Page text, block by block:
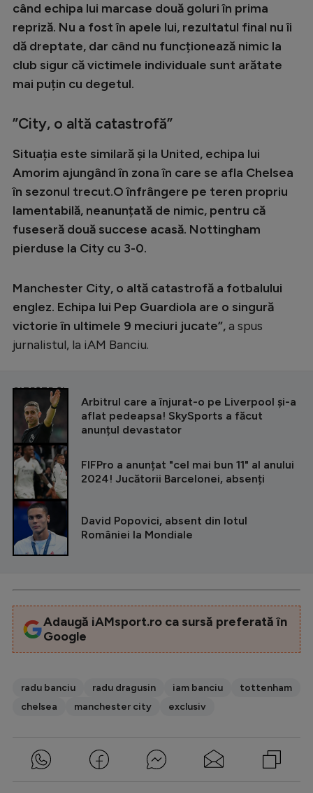
când echipa lui marcase două goluri în prima
repriză. Nu a fost în apele lui, rezultatul final nu îi
dă dreptate, dar când nu funcționează nimic la
club sigur că victimele individuale sunt arătate
mai puțin cu degetul.
”City, o altă catastrofă”
Situația este similară și la United, echipa lui
Amorim ajungând în zona în care se afla Chelsea
în sezonul trecut.O înfrângere pe teren propriu
lamentabilă, neanunțată de nimic, pentru că
fuseseră două succese acasă. Nottingham
pierduse la City cu 3-0.
Manchester City, o altă catastrofă a fotbalului
englez. Echipa lui Pep Guardiola are o singură
victorie în ultimele 9 meciuri jucate”,a spus
jurnalistul, la iAM Banciu.
CITEȘTE ȘI
Arbitrul care a înjurat-o pe Liverpool și-a
aflat pedeapsa! SkySports a făcut
anunțul devastator
FIFPro a anunțat "cel mai bun 11" al anului
2024! Jucătorii Barcelonei, absenți
David Popovici, absent din lotul
României la Mondiale
Adaugă iAMsport.ro ca sursă preferată în
Google
radu banciu radu dragusin iam banciu
tottenham
chelsea
manchester city exclusiv